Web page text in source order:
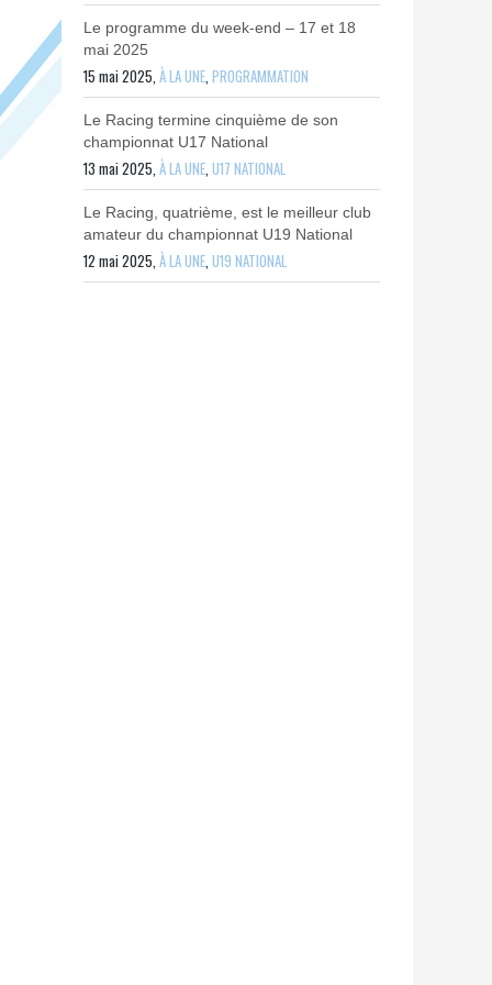
Le programme du week-end – 17 et 18
mai 2025
15 mai 2025,À LA UNE,PROGRAMMATION
Le Racing termine cinquième de son
championnat U17 National
13 mai 2025,À LA UNE,U17 NATIONAL
Le Racing, quatrième, est le meilleur club
amateur du championnat U19 National
12 mai 2025,À LA UNE,U19 NATIONAL